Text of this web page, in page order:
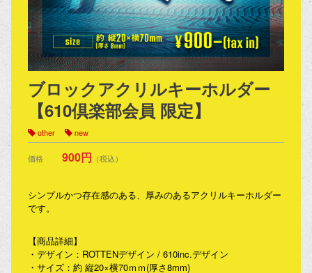
ブロックアクリルキーホルダー
【610倶楽部会員 限定】
other new
価格 900円 （税込）
シンプルかつ存在感のある、厚みのあるアクリルキーホルダー
です。
【商品詳細】
・デザイン：ROTTENデザイン / 610inc.デザイン
・サイズ：約 縦20×横70ｍｍ(厚さ8mm)